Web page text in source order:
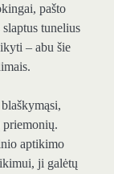
pašto
tunelius
– abu šie
priemonių.
aptikimo
ji galėtų